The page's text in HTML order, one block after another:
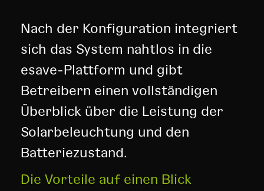
Nach der Konfiguration integriert
sich das System nahtlos in die
esave-Plattform und gibt
Betreibern einen vollständigen
Überblick über die Leistung der
Solarbeleuchtung und den
Batteriezustand.
Die Vorteile auf einen Blick